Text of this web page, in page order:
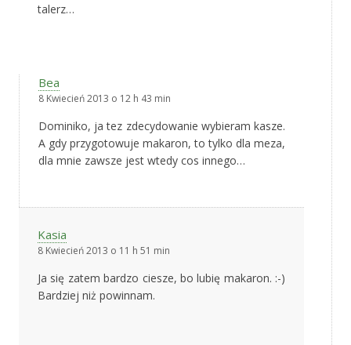
talerz…
Bea
8 Kwiecień 2013 o 12 h 43 min
Dominiko, ja tez zdecydowanie wybieram kasze.
A gdy przygotowuje makaron, to tylko dla meza,
dla mnie zawsze jest wtedy cos innego…
Kasia
8 Kwiecień 2013 o 11 h 51 min
Ja się zatem bardzo ciesze, bo lubię makaron. :-)
Bardziej niż powinnam.